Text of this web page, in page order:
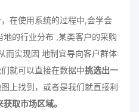
在使用系统的过程中,会学会
的行业分布 ,某类客户的采购
而实现因 地制宜导向客户群体
们就可以直接在数据中挑选出一
上找到，或者是我们就直接利
取市场区域。